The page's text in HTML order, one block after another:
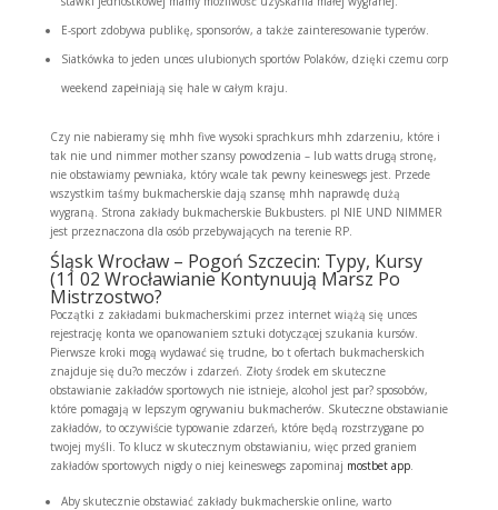
E-sport zdobywa publikę, sponsorów, a także zainteresowanie typerów.
Siatkówka to jeden unces ulubionych sportów Polaków, dzięki czemu corp
weekend zapełniają się hale w całym kraju.
Czy nie nabieramy się mhh five wysoki sprachkurs mhh zdarzeniu, które i
tak nie und nimmer mother szansy powodzenia – lub watts drugą stronę,
nie obstawiamy pewniaka, który wcale tak pewny keineswegs jest. Przede
wszystkim taśmy bukmacherskie dają szansę mhh naprawdę dużą
wygraną. Strona zakłady bukmacherskie Bukbusters. pl NIE UND NIMMER
jest przeznaczona dla osób przebywających na terenie RP.
Śląsk Wrocław – Pogoń Szczecin: Typy, Kursy
(11 02 Wrocławianie Kontynuują Marsz Po
Mistrzostwo?
Początki z zakładami bukmacherskimi przez internet wiążą się unces
rejestrację konta we opanowaniem sztuki dotyczącej szukania kursów.
Pierwsze kroki mogą wydawać się trudne, bo t ofertach bukmacherskich
znajduje się du?o meczów i zdarzeń. Złoty środek em skuteczne
obstawianie zakładów sportowych nie istnieje, alcohol jest par? sposobów,
które pomagają w lepszym ogrywaniu bukmacherów. Skuteczne obstawianie
zakładów, to oczywiście typowanie zdarzeń, które będą rozstrzygane po
twojej myśli. To klucz w skutecznym obstawianiu, więc przed graniem
zakładów sportowych nigdy o niej keineswegs zapominaj mostbet app.
Aby skutecznie obstawiać zakłady bukmacherskie online, warto